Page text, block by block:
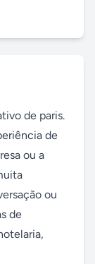
de paris.
de
ou a
ou
de